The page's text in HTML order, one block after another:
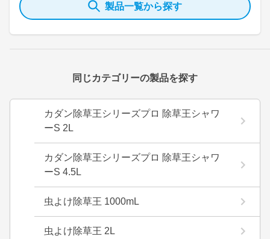
製品一覧から探す
同じカテゴリーの製品を探す
カダン除草王シリーズプロ 除草王シャワ
ーS 2L
カダン除草王シリーズプロ 除草王シャワ
ーS 4.5L
虫よけ除草王 1000mL
虫よけ除草王 2L